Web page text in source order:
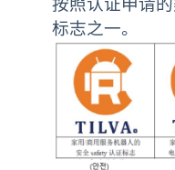
按照认证申请
标志之一。